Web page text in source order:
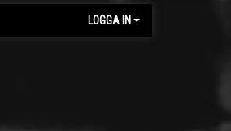
LOGGA IN